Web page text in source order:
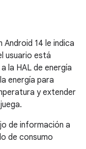
Android 14 le indica
usuario está
la HAL de energía
energía para
y extender
de información a
de consumo